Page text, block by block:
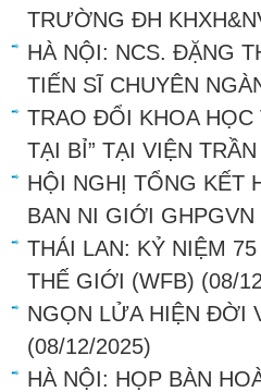
TRƯỜNG ĐH
HÀ NỘI: NCS. ĐẶNG
TIẾN SĨ CHUYÊN
TRAO ĐỔI KHOA HỌC
TẠI BỈ” TẠI VIỆN
HỘI NGHỊ TỔNG KẾT
BAN NI GIỚI
THÁI LAN: KỶ NIỆM
THẾ GIỚI (WFB) (08/
NGỌN LỬA HIỆN ĐỜI
(08/12/2025)
HÀ NỘI: HỌP BÀN